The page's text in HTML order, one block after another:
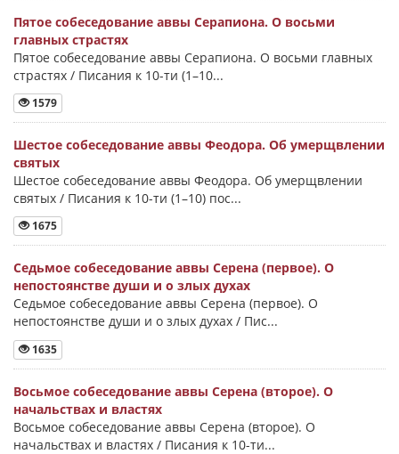
Пятое собеседование аввы Серапиона. О восьми
главных страстях
Пятое собеседование аввы Серапиона. О восьми главных
страстях / Писания к 10-ти (1–10...
1579
Шестое собеседование аввы Феодора. Об умерщвлении
святых
Шестое собеседование аввы Феодора. Об умерщвлении
святых / Писания к 10-ти (1–10) пос...
1675
Седьмое собеседование аввы Серена (первое). О
непостоянстве души и о злых духах
Седьмое собеседование аввы Серена (первое). О
непостоянстве души и о злых духах / Пис...
1635
Восьмое собеседование аввы Серена (второе). О
начальствах и властях
Восьмое собеседование аввы Серена (второе). О
начальствах и властях / Писания к 10-ти...